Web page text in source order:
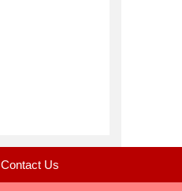
Contact Us